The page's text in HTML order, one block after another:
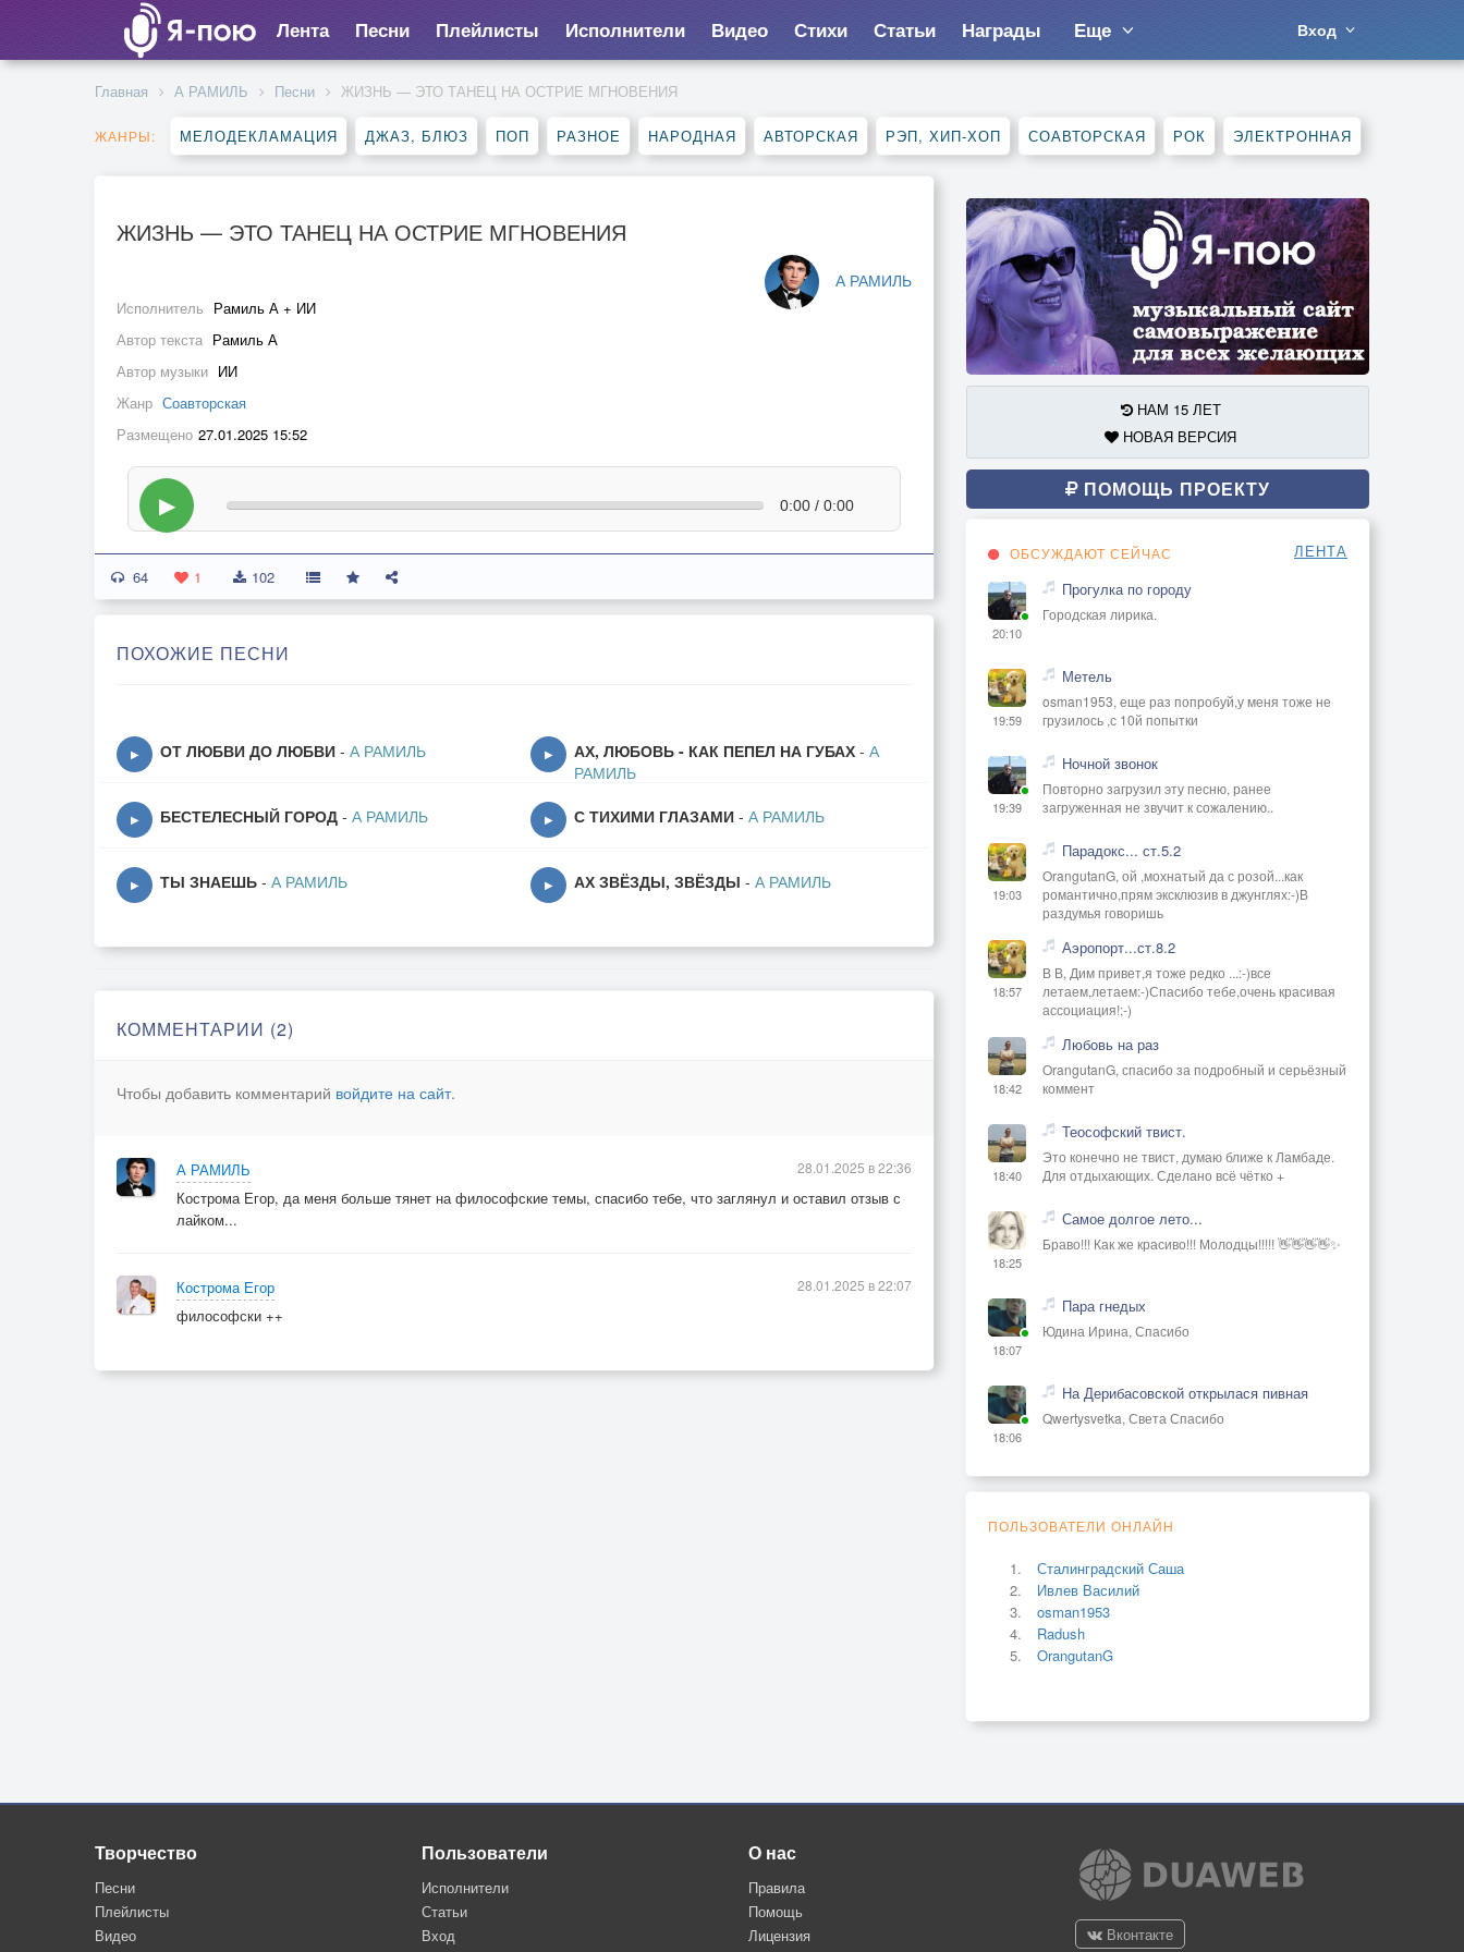
Лента Песни Плейлисты Исполнители Видео Стихи Статьи Награды Еще Вход
Главная А РАМИЛЬ Песни ЖИЗНЬ — ЭТО ТАНЕЦ НА ОСТРИЕ МГНОВЕНИЯ
ЖАНРЫ: МЕЛОДЕКЛАМАЦИЯ ДЖАЗ, БЛЮЗ ПОП РАЗНОЕ НАРОДНАЯ АВТОРСКАЯ РЭП, ХИП-ХОП СОАВТОРСКАЯ РОК ЭЛЕКТРОННАЯ
ЖИЗНЬ — ЭТО ТАНЕЦ НА ОСТРИЕ МГНОВЕНИЯ
А РАМИЛЬ
Исполнитель Рамиль А + ИИ
Автор текста Рамиль А
Автор музыки ИИ
Жанр Соавторская
Размещено 27.01.2025 15:52
▶ 0:00 / 0:00
64 1 102
ПОХОЖИЕ ПЕСНИ
▶ ОТ ЛЮБВИ ДО ЛЮБВИ - А РАМИЛЬ ▶ АХ, ЛЮБОВЬ - КАК ПЕПЕЛ НА ГУБАХ - А
РАМИЛЬ
▶ БЕСТЕЛЕСНЫЙ ГОРОД - А РАМИЛЬ ▶ С ТИХИМИ ГЛАЗАМИ - А РАМИЛЬ
▶ ТЫ ЗНАЕШЬ - А РАМИЛЬ ▶ АХ ЗВЁЗДЫ, ЗВЁЗДЫ - А РАМИЛЬ
КОММЕНТАРИИ (2)
Чтобы добавить комментарий войдите на сайт.
А РАМИЛЬ
Кострома Егор, да меня больше тянет на философские темы, спасибо тебе, что заглянул и оставил отзыв с
лайком...
28.01.2025 в 22:36
Кострома Егор
философски ++
28.01.2025 в 22:07
НАМ 15 ЛЕТ
НОВАЯ ВЕРСИЯ
ПОМОЩЬ ПРОЕКТУ
ОБСУЖДАЮТ СЕЙЧАС ЛЕНТА
20:10
Прогулка по городу
Городская лирика.
19:59
Метель
osman1953, еще раз попробуй,у меня тоже не
грузилось ,с 10й попытки
19:39
Ночной звонок
Повторно загрузил эту песню, ранее
загруженная не звучит к сожалению..
19:03
Парадокс... ст.5.2
OrangutanG, ой ,мохнатый да с розой...как
романтично,прям эксклюзив в джунглях:-)В
раздумья говоришь
18:57
Аэропорт...ст.8.2
В В, Дим привет,я тоже редко ...:-)все
летаем,летаем:-)Спасибо тебе,очень красивая
ассоциация!;-)
18:42
Любовь на раз
OrangutanG, спасибо за подробный и серьёзный
коммент
18:40
Теософский твист.
Это конечно не твист, думаю ближе к Ламбаде.
Для отдыхающих. Сделано всё чётко +
18:25
Самое долгое лето...
Браво!!! Как же красиво!!! Молодцы!!!!! 👋👋👋👋✨
18:07
Пара гнедых
Юдина Ирина, Спасибо
18:06
На Дерибасовской открылася пивная
Qwertysvetka, Света Спасибо
ПОЛЬЗОВАТЕЛИ ОНЛАЙН
Сталинградский Саша
Ивлев Василий
osman1953
Radush
OrangutanG
Творчество
Песни
Плейлисты
Видео
Пользователи
Исполнители
Статьи
Вход
О нас
Правила
Помощь
Лицензия
Вконтакте